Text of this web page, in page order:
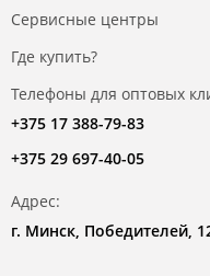
Сервисные центры
Где купить?
Телефоны для оптовых
+375 17 388-79-83
+375 29 697-40-05
Адрес:
г. Минск, Победителей,